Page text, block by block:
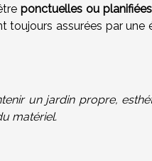
ponctuelles ou planifiées
toujours assurées par
un jardin propre,
matériel.